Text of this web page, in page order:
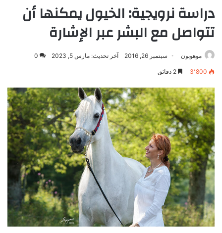
دراسة نرويجية: الخيول يمكنها أن
تتواصل مع البشر عبر الإشارة
موهوبون سبتمبر 26, 2016 آخر تحديث: مارس 5, 2023 0
3٬800